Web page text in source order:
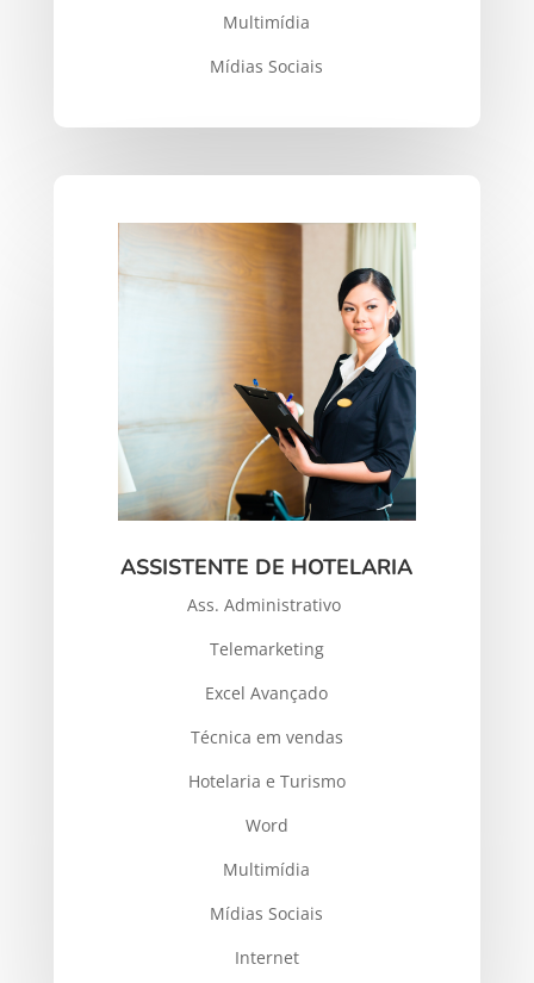
Multimídia
Mídias Sociais
ASSISTENTE DE HOTELARIA
Ass. Administrativo
Telemarketing
Excel Avançado
Técnica em vendas
Hotelaria e Turismo
Word
Multimídia
Mídias Sociais
Internet